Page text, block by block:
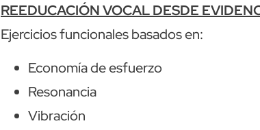
REEDUCACIÓN VOCAL DESDE
Ejercicios funcionales basados en:
Economía de esfuerzo
Resonancia
Vibración